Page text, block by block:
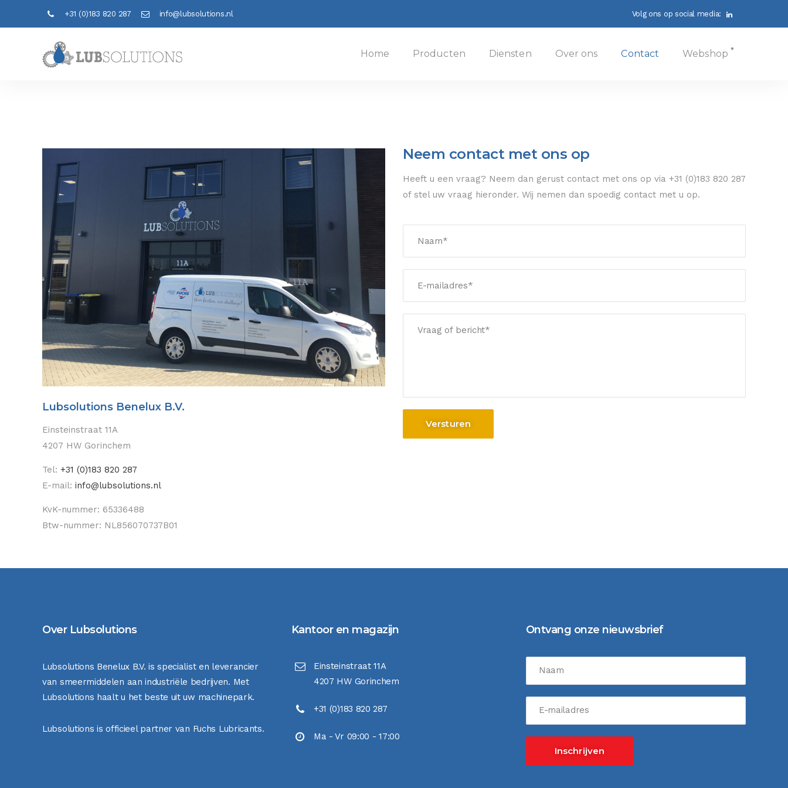
+31 (0)183 820 287 info@lubsolutions.nl Volg ons op social media:
Home Producten Diensten Over ons Contact Webshop
Lubsolutions Benelux B.V.
Einsteinstraat 11A
4207 HW Gorinchem
Tel: +31 (0)183 820 287
E-mail: info@lubsolutions.nl
KvK-nummer: 65336488
Btw-nummer: NL856070737B01
Neem contact met ons op
Heeft u een vraag? Neem dan gerust contact met ons op via +31 (0)183 820 287
of stel uw vraag hieronder. Wij nemen dan spoedig contact met u op.
Over Lubsolutions
Lubsolutions Benelux B.V. is specialist en leverancier
van smeermiddelen aan industriële bedrijven. Met
Lubsolutions haalt u het beste uit uw machinepark.
Lubsolutions is officieel partner van Fuchs Lubricants.
Kantoor en magazijn
Einsteinstraat 11A
4207 HW Gorinchem
+31 (0)183 820 287
Ma - Vr 09:00 - 17:00
Ontvang onze nieuwsbrief